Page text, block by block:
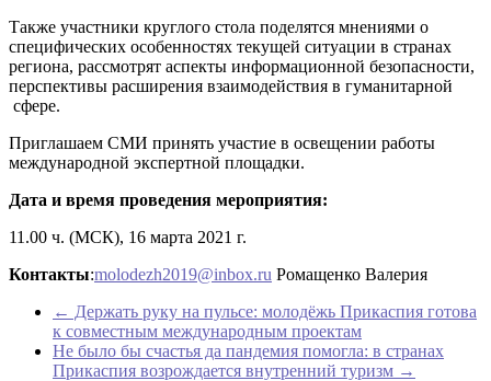
Также участники круглого стола поделятся мнениями о
специфических особенностях текущей ситуации в странах
региона, рассмотрят аспекты информационной безопасности,
перспективы расширения взаимодействия в гуманитарной
сфере.
Приглашаем СМИ принять участие в освещении работы
международной экспертной площадки.
Дата и время проведения мероприятия:
11.00 ч. (МСК), 16 марта 2021 г.
Контакты:molodezh2019@inbox.ru Ромащенко Валерия
← Держать руку на пульсе: молодёжь Прикаспия готова
к совместным международным проектам
Не было бы счастья да пандемия помогла: в странах
Прикаспия возрождается внутренний туризм →